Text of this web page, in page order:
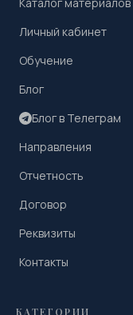
Личный кабинет
Обучение
Блог
Блог в Телеграм
Направления
Отчетность
Договор
Реквизиты
Контакты
КАТЕГОРИИ